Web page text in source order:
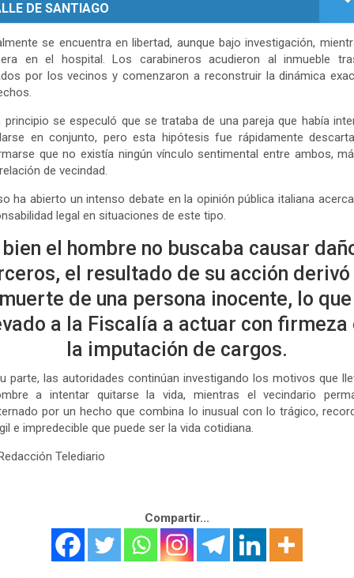
DE SANTIAGO
se encuentra en libertad, aunque bajo investigación,
en el hospital. Los carabineros acudieron al inmueble
por los vecinos y comenzaron a reconstruir la dinámica
principio se especuló que se trataba de una pareja que había
en conjunto, pero esta hipótesis fue rápidamente
que no existía ningún vínculo sentimental entre ambos,
de vecindad.
ha abierto un intenso debate en la opinión pública italiana
legal en situaciones de este tipo.
el hombre no buscaba causar
el resultado de su acción derivó
de una persona inocente, lo
a la Fiscalía a actuar con firmeza
la imputación de cargos.
parte, las autoridades continúan investigando los motivos que
a intentar quitarse la vida, mientras el vecindario
por un hecho que combina lo inusual con lo trágico,
e impredecible que puede ser la vida cotidiana.
Telediario
Compartir...